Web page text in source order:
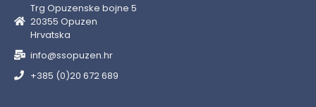
Trg Opuzenske bojne 5
20355 Opuzen
Hrvatska
info@ssopuzen.hr
+385 (0)20 672 689